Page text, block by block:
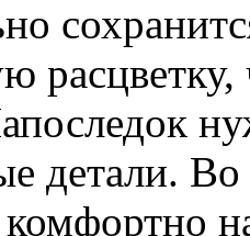
расцветку,
детали. Во
комфортно